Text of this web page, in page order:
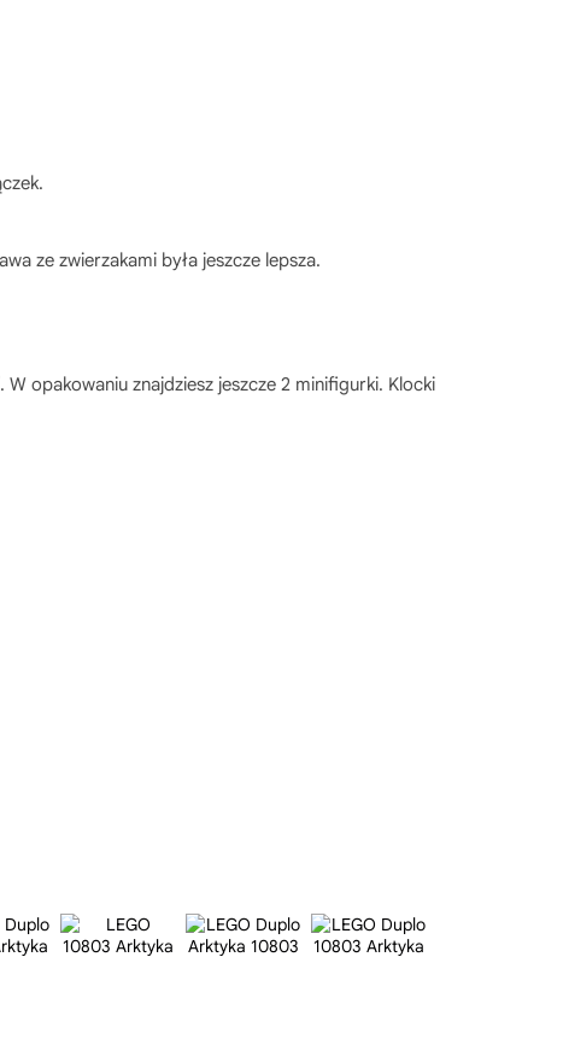
ze zwierzakami była jeszcze lepsza.
. W opakowaniu znajdziesz jeszcze 2 minifigurki. Klocki